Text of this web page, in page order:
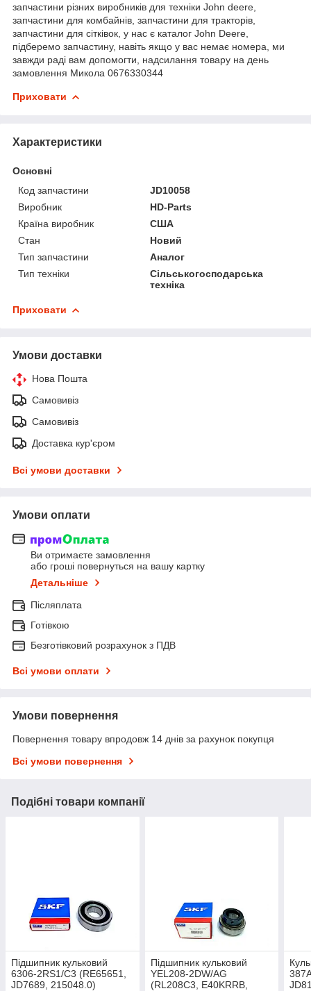
запчастини різних виробників для техніки John deere,
запчастини для комбайнів, запчастини для тракторів,
запчастини для сітківок, у нас є каталог John Deere,
підберемо запчастину, навіть якщо у вас немає номера, ми
завжди раді вам допомогти, надсилання товару на день
замовлення Микола 0676330344
Приховати
Характеристики
Основні
Код запчастини
JD10058
Виробник
HD-Parts
Країна виробник
США
Стан
Новий
Тип запчастини
Аналог
Тип техніки
Сільськогосподарська
техніка
Приховати
Умови доставки
Нова Пошта
Самовивіз
Самовивіз
Доставка кур'єром
Всі умови доставки
Умови оплати
Ви отримаєте замовлення
або гроші повернуться на вашу картку
Детальніше
Післяплата
Готівкою
Безготівковий розрахунок з ПДВ
Всі умови оплати
Умови повернення
Повернення товару впродовж 14 днів за рахунок покупця
Всі умови повернення
Подібні товари компанії
Підшипник кульковий
6306-2RS1/C3 (RE65651,
JD7689, 215048.0)
Підшипник кульковий
YEL208-2DW/AG
(RL208C3, E40KRRB,